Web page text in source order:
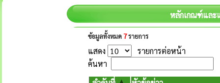
หลักเกณฑ์และ
ข้อมูลทั้งหมด 7รายการ
แสดง
รายการต่อหน้า
ค้นหา